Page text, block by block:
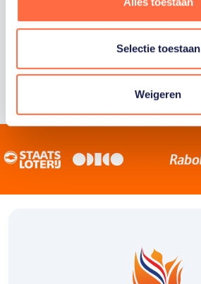
Selectie toestaan
Weigeren